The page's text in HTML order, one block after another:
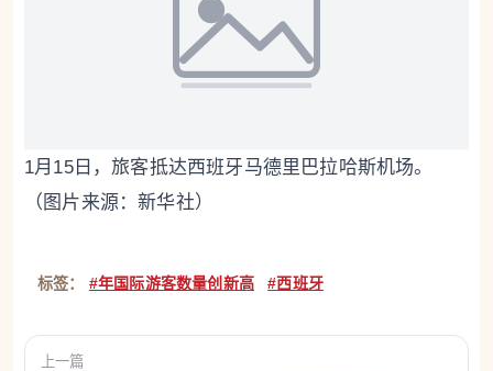
1月15日，旅客抵达西班牙马德里巴拉哈斯机场。
（图片来源：新华社）
标签： #年国际游客数量创新高 #西班牙
上一篇